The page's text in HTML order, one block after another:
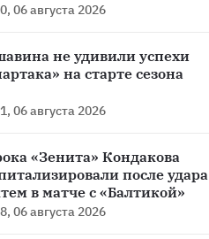
06 августа 2026
не удивили успехи
на старте сезона
06 августа 2026
«Зенита» Кондакова
после удара
в матче с «Балтикой»
06 августа 2026